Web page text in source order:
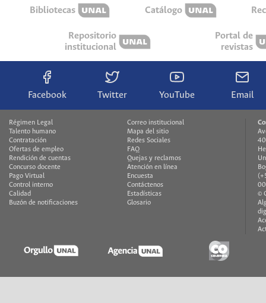
Bibliotecas Catálogo
Repositorio
institucional
Portal de
revistas
Facebook Twitter YouTube Email
Régimen Legal
Talento humano
Contratación
Ofertas de empleo
Rendición de cuentas
Concurso docente
Pago Virtual
Control interno
Calidad
Buzón de notificaciones
Correo institucional
Mapa del sitio
Redes Sociales
FAQ
Quejas y reclamos
Atención en línea
Encuesta
Contáctenos
Estadísticas
Glosario
©